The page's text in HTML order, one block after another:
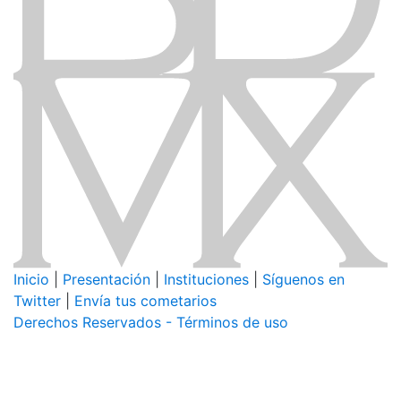
Inicio Presentación Instituciones
Síguenos en
Twitter
Envía tus cometarios
Derechos Reservados - Términos de uso